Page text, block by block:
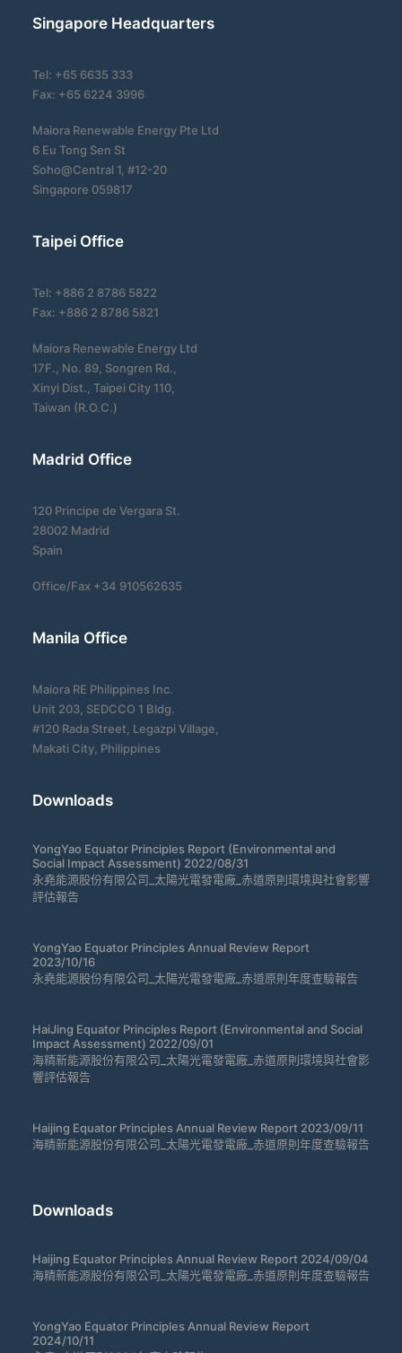
Singapore Headquarters
Tel: +65 6635 333
Fax: +65 6224 3996
Maiora Renewable Energy Pte Ltd
6 Eu Tong Sen St
Soho@Central 1, #12-20
Singapore 059817
Taipei Office
Tel: +886 2 8786 5822
Fax: +886 2 8786 5821
Maiora Renewable Energy Ltd
17F., No. 89, Songren Rd.,
Xinyi Dist., Taipei City 110,
Taiwan (R.O.C.)
Madrid Office
120 Principe de Vergara St.
28002 Madrid
Spain
Office/Fax +34 910562635
Manila Office
Maiora RE Philippines Inc.
Unit 203, SEDCCO 1 Bldg.
#120 Rada Street, Legazpi Village,
Makati City, Philippines
Downloads
YongYao Equator Principles Report (Environmental and
Social Impact Assessment) 2022/08/31
永堯能源股份有限公司_太陽光電發電廠_赤道原則環境與社會影響
評估報告
YongYao Equator Principles Annual Review Report
2023/10/16
永堯能源股份有限公司_太陽光電發電廠_赤道原則年度查驗報告
HaiJing Equator Principles Report (Environmental and Social
Impact Assessment) 2022/09/01
海精新能源股份有限公司_太陽光電發電廠_赤道原則環境與社會影
響評估報告
Haijing Equator Principles Annual Review Report 2023/09/11
海精新能源股份有限公司_太陽光電發電廠_赤道原則年度查驗報告
Downloads
Haijing Equator Principles Annual Review Report 2024/09/04
海精新能源股份有限公司_太陽光電發電廠_赤道原則年度查驗報告
YongYao Equator Principles Annual Review Report
2024/10/11